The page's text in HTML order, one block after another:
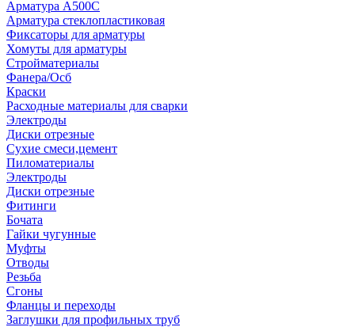
Арматура A500C
Арматура стеклопластиковая
Фиксаторы для арматуры
Хомуты для арматуры
Стройматериалы
Фанера/Осб
Краски
Расходные материалы для сварки
Электроды
Диски отрезные
Сухие смеси,цемент
Пиломатериалы
Электроды
Диски отрезные
Фитинги
Бочата
Гайки чугунные
Муфты
Отводы
Резьба
Сгоны
Фланцы и переходы
Заглушки для профильных труб